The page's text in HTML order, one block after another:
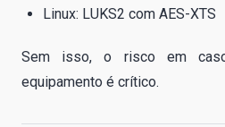
Linux: LUKS2 com AES-XTS
Sem isso, o risco em
equipamento é crítico.